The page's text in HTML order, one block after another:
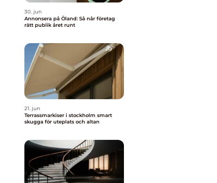
30. jun
Annonsera på Öland: Så når företag
rätt publik året runt
21. jun
Terrassmarkiser i stockholm smart
skugga för uteplats och altan